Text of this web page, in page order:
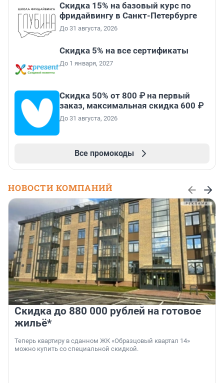
Скидка 15% на базовый курс по
фридайвингу в Санкт-Петербурге
До 31 августа, 2026
Скидка 5% на все сертификаты
До 1 января, 2027
Скидка 50% от 800 ₽ на первый
заказ, максимальная скидка 600 ₽
До 31 августа, 2026
Все промокоды
НОВОСТИ КОМПАНИЙ
Скидка до 880 000 рублей на готовое
жильё*
Теперь квартиру в сданном ЖК «Образцовый квартал 14»
можно купить со специальной скидкой.